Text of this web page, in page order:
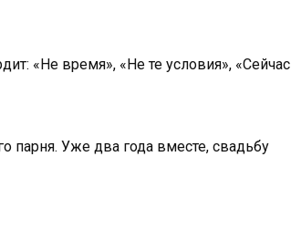
«Не время», «Не те условия», «Сейчас
парня. Уже два года вместе, свадьбу